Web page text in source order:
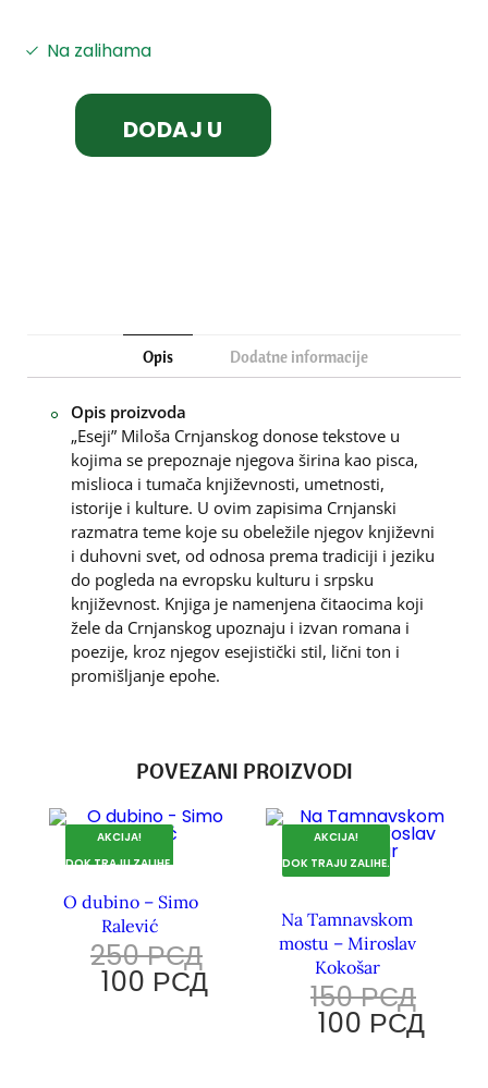
Na zalihama
DODAJ U
Opis Dodatne informacije
Opis proizvoda
„Eseji” Miloša Crnjanskog donose tekstove u
kojima se prepoznaje njegova širina kao pisca,
mislioca i tumača književnosti, umetnosti,
istorije i kulture. U ovim zapisima Crnjanski
razmatra teme koje su obeležile njegov književni
i duhovni svet, od odnosa prema tradiciji i jeziku
do pogleda na evropsku kulturu i srpsku
književnost. Knjiga je namenjena čitaocima koji
žele da Crnjanskog upoznaju i izvan romana i
poezije, kroz njegov esejistički stil, lični ton i
promišljanje epohe.
POVEZANI PROIZVODI
AKCIJA!
DOK TRAJU ZALIHE.
O dubino – Simo
Ralević
250РСД
100 РСД
AKCIJA!
DOK TRAJU ZALIHE.
Na Tamnavskom
mostu – Miroslav
Kokošar
150РСД
100 РСД